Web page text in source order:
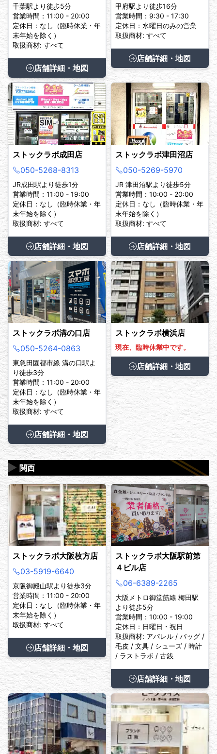
千葉駅より徒歩5分
営業時間：11:00 - 20:00
定休日：なし（臨時休業・年
末年始を除く）
取扱商材: すべて
店舗詳細・地図
甲府駅より徒歩16分
営業時間：9:30 - 17:30
定休日：水曜日のみの営業
取扱商材: すべて
店舗詳細・地図
ストックラボ成田店
050-5268-8313
JR成田駅より徒歩1分
営業時間：11:00 - 19:00
定休日：なし（臨時休業・年
末年始を除く）
取扱商材: すべて
店舗詳細・地図
ストックラボ津田沼店
050-5269-5970
JR 津田沼駅より徒歩5分
営業時間：10:00 - 20:00
定休日：なし（臨時休業・年
末年始を除く）
取扱商材: すべて
店舗詳細・地図
ストックラボ溝の口店
050-5264-0863
東急田園都市線 溝の口駅よ
り徒歩3分
営業時間：11:00 - 20:00
定休日：なし（臨時休業・年
末年始を除く）
取扱商材: すべて
店舗詳細・地図
ストックラボ横浜店
現在、臨時休業中です。
店舗詳細・地図
関西
▶
ストックラボ大阪枚方店
03-5919-6640
京阪御殿山駅より徒歩3分
営業時間：11:00 - 20:00
定休日：なし（臨時休業・年
末年始を除く）
取扱商材: すべて
店舗詳細・地図
ストックラボ大阪駅前第
４ビル店
06-6389-2265
大阪メトロ御堂筋線 梅田駅
より徒歩5分
営業時間：10:00 - 19:00
定休日：日曜日・祝日
取扱商材: アパレル / バッグ /
毛皮 / 文具 / シューズ / 時計
/ ラストラボ / 古銭
店舗詳細・地図